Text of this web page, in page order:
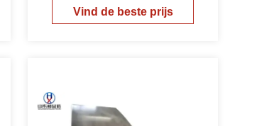
Vind de beste prijs